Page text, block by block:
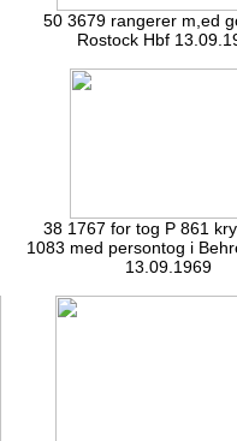
50 3679 rangerer m,ed
Rostock Hbf
38 1767 for tog P 861
1083 med persontog i
13.09.1969